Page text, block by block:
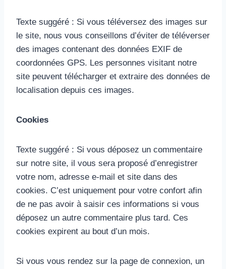
Texte suggéré : Si vous téléversez des images sur
le site, nous vous conseillons d’éviter de téléverser
des images contenant des données EXIF de
coordonnées GPS. Les personnes visitant notre
site peuvent télécharger et extraire des données de
localisation depuis ces images.
Cookies
Texte suggéré : Si vous déposez un commentaire
sur notre site, il vous sera proposé d’enregistrer
votre nom, adresse e-mail et site dans des
cookies. C’est uniquement pour votre confort afin
de ne pas avoir à saisir ces informations si vous
déposez un autre commentaire plus tard. Ces
cookies expirent au bout d’un mois.
Si vous vous rendez sur la page de connexion, un